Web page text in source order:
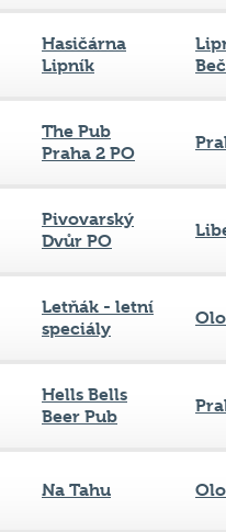
Hasičárna
Lipník
The Pub
Praha 2 PO
Pivovarský
Dvůr PO
Letňák - letní
speciály
Hells Bells
Beer Pub
Na Tahu